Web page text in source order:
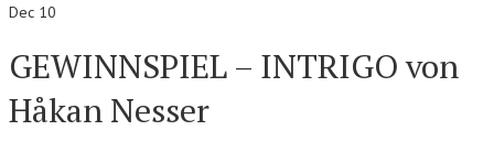
Dec 10
GEWINNSPIEL – INTRIGO von
Håkan Nesser